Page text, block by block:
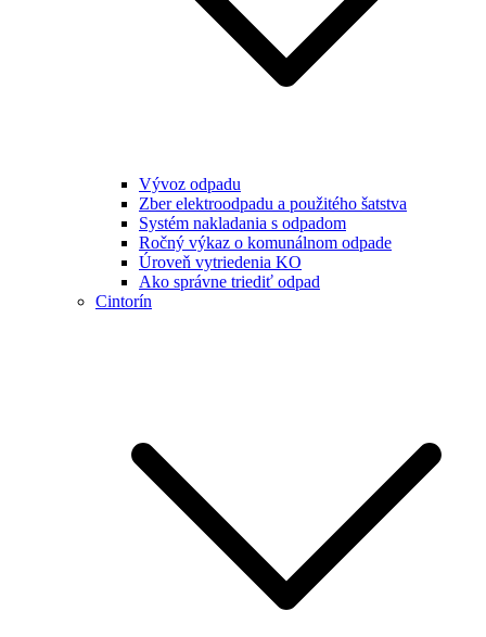
Vývoz odpadu
Zber elektroodpadu a použitého šatstva
Systém nakladania s odpadom
Ročný výkaz o komunálnom odpade
Úroveň vytriedenia KO
Ako správne triediť odpad
Cintorín